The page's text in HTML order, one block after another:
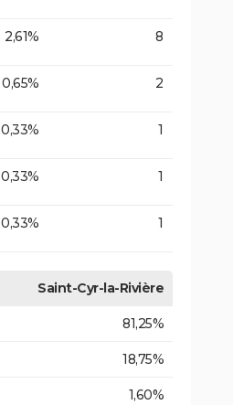
2,61% 8
0,65% 2
0,33% 1
0,33% 1
0,33% 1
Saint-Cyr-la-Rivière
81,25%
18,75%
1,60%